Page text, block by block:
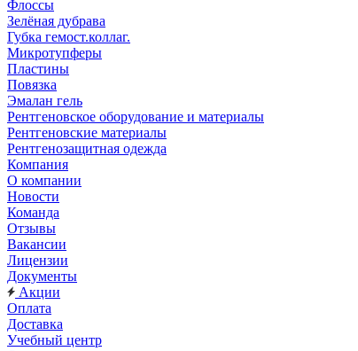
Флоссы
Зелёная дубрава
Губка гемост.коллаг.
Микротупферы
Пластины
Повязка
Эмалан гель
Рентгеновское оборудование и материалы
Рентгеновские материалы
Рентгенозащитная одежда
Компания
О компании
Новости
Команда
Отзывы
Вакансии
Лицензии
Документы
Акции
Оплата
Доставка
Учебный центр